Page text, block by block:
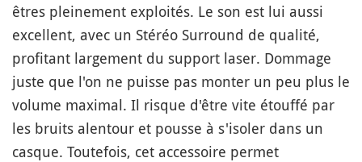
êtres pleinement exploités. Le son est lui aussi
excellent, avec un Stéréo Surround de qualité,
profitant largement du support laser. Dommage
juste que l'on ne puisse pas monter un peu plus le
volume maximal. Il risque d'être vite étouffé par
les bruits alentour et pousse à s'isoler dans un
casque. Toutefois, cet accessoire permet